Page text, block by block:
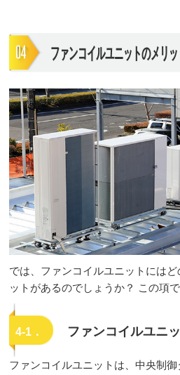
ファンコイルユニットのメリ
では、ファンコイルユニットには
ットがあるのでしょうか？ この項
4-1． ファンコイルユニ
ファンコイルユニットは、中央制